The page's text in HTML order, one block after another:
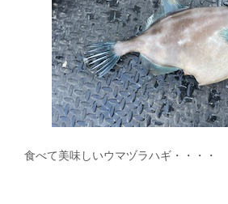
食べて美味しいウマヅラハギ・・・・